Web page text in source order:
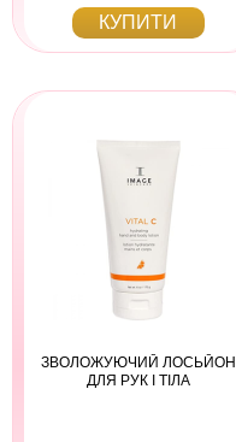
КУПИТИ
ЗВОЛОЖУЮЧИЙ ЛОСЬЙОН
ДЛЯ РУК І ТІЛА